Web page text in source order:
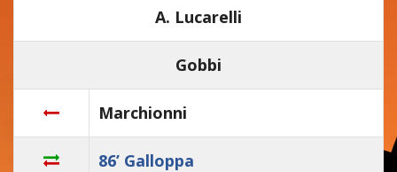
A. Lucarelli
Gobbi
Marchionni
86’ Galloppa